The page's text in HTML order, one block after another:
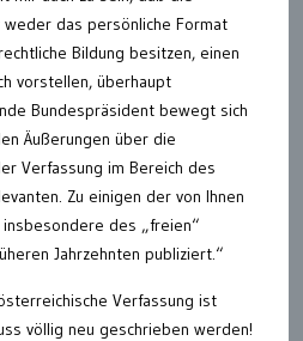
das persönliche Format
Bildung besitzen, einen
vorstellen, überhaupt
Bundespräsident bewegt sich
Äußerungen über die
Verfassung im Bereich des
Zu einigen der von Ihnen
des „freien“
Jahrzehnten publiziert.“
Verfassung ist
völlig neu geschrieben werden!